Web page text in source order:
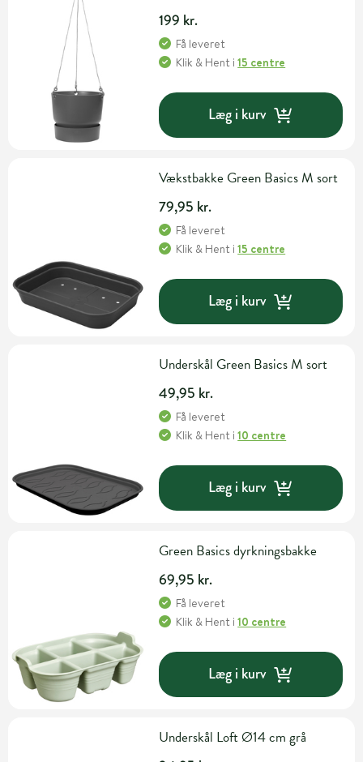
199 kr.
Få leveret
Klik & Hent i15 centre
Læg i kurv
Vækstbakke Green Basics M sort
79,95 kr.
Få leveret
Klik & Hent i15 centre
Læg i kurv
Underskål Green Basics M sort
49,95 kr.
Få leveret
Klik & Hent i10 centre
Læg i kurv
Green Basics dyrkningsbakke
69,95 kr.
Få leveret
Klik & Hent i10 centre
Læg i kurv
Underskål Loft Ø14 cm grå